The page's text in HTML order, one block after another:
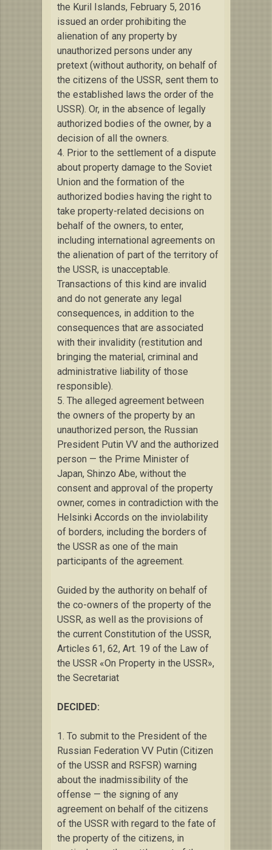
the Kuril Islands, February 5, 2016
issued an order prohibiting the
alienation of any property by
unauthorized persons under any
pretext (without authority, on behalf of
the citizens of the USSR, sent them to
the established laws the order of the
USSR). Or, in the absence of legally
authorized bodies of the owner, by a
decision of all the owners.
4. Prior to the settlement of a dispute
about property damage to the Soviet
Union and the formation of the
authorized bodies having the right to
take property-related decisions on
behalf of the owners, to enter,
including international agreements on
the alienation of part of the territory of
the USSR, is unacceptable.
Transactions of this kind are invalid
and do not generate any legal
consequences, in addition to the
consequences that are associated
with their invalidity (restitution and
bringing the material, criminal and
administrative liability of those
responsible).
5. The alleged agreement between
the owners of the property by an
unauthorized person, the Russian
President Putin VV and the authorized
person — the Prime Minister of
Japan, Shinzo Abe, without the
consent and approval of the property
owner, comes in contradiction with the
Helsinki Accords on the inviolability
of borders, including the borders of
the USSR as one of the main
participants of the agreement.
Guided by the authority on behalf of
the co-owners of the property of the
USSR, as well as the provisions of
the current Constitution of the USSR,
Articles 61, 62, Art. 19 of the Law of
the USSR «On Property in the USSR»,
the Secretariat
DECIDED:
1. To submit to the President of the
Russian Federation VV Putin (Citizen
of the USSR and RSFSR) warning
about the inadmissibility of the
offense — the signing of any
agreement on behalf of the citizens
of the USSR with regard to the fate of
the property of the citizens, in